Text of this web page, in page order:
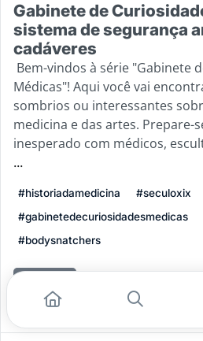
Gabinete de
sistema de segurança
cadáveres
Bem-vindos à série "Gabinete
Médicas"! Aqui você vai
sombrios ou interessantes
medicina e das artes. Prepare-
inesperado com médicos,
...
#historiadamedicina
#seculoxix
#gabinetedecuriosidadesmedicas
#bodysnatchers
Leia mais